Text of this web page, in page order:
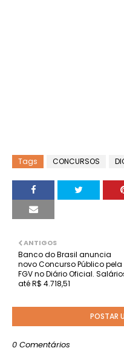
Tags CONCURSOS
ANTIGOS
Banco do Brasil anuncia
novo Concurso Público pela
FGV no Diário Oficial.
até R$ 4.718,51
POSTAR
0 Comentários